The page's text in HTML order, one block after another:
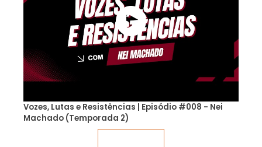
Vozes, Lutas e Resistências | Episódio #008 - Nei
Machado (Temporada 2)